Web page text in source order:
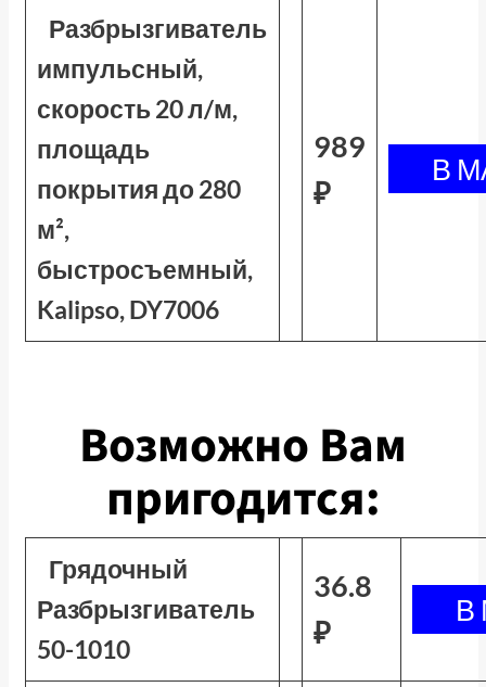
Разбрызгиватель
импульсный,
скорость 20 л/м,
площадь
покрытия до 280
м²,
быстросъемный,
Kalipso, DY7006
989
₽
Возможно Вам
пригодится:
Грядочный
Разбрызгиватель
50-1010
36.8
₽